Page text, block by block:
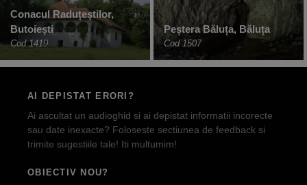
Conacul Raduțeștilor,
Butoiești
Cod 1419
Peștera Băluța, Băluța
Cod 1507
AI DEPISTAT ERORI?
Ai ascultat un audioghid si ai depistat informatii incorecte
sau date inexacte? Foloseste sectiunea de feedback si
trimite sugestiile tale! Iti multumim!
OBIECTIV NOU?